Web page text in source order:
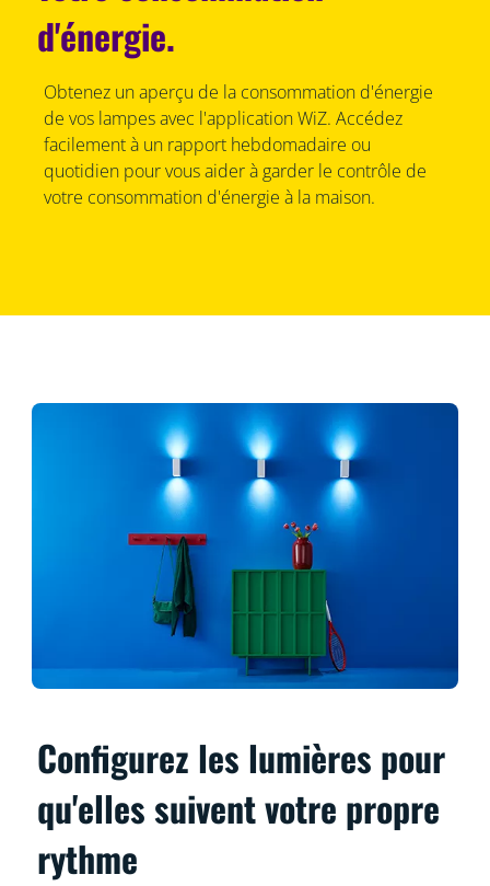
d'énergie.
Obtenez un aperçu de la consommation d'énergie
de vos lampes avec l'application WiZ. Accédez
facilement à un rapport hebdomadaire ou
quotidien pour vous aider à garder le contrôle de
votre consommation d'énergie à la maison.
Configurez les lumières pour
qu'elles suivent votre propre
rythme